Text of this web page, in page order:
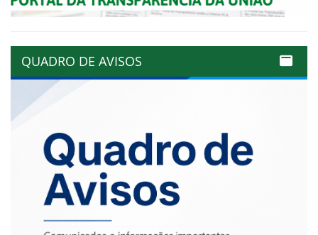
QUADRO DE AVISOS